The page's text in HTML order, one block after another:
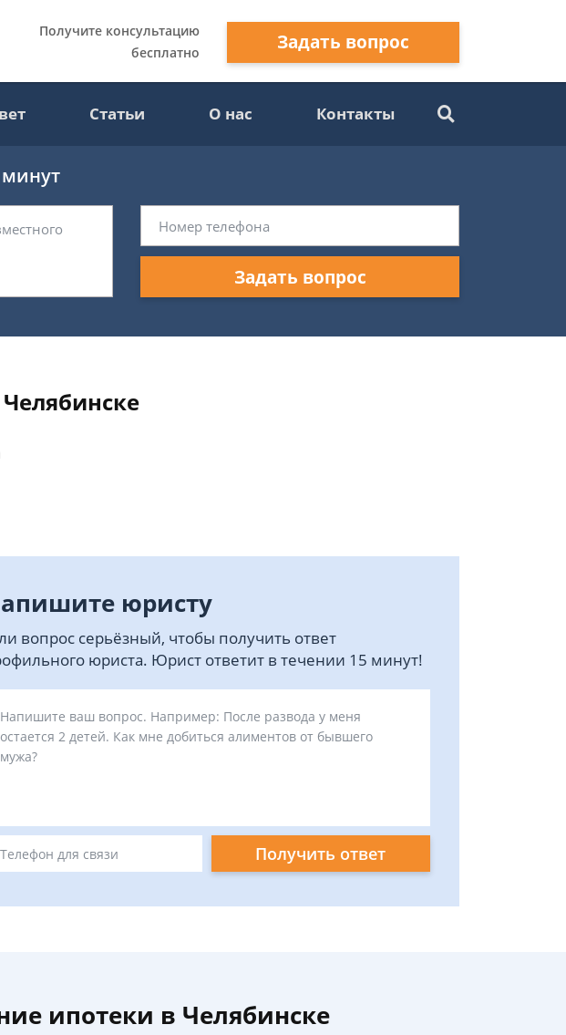
Получите консультацию
бесплатно
Задать вопрос
Статьи О нас Контакты
минут
Задать вопрос
юристу
вопрос серьёзный, чтобы получить ответ
юриста. Юрист ответит в течении 15 минут!
Получить ответ
ипотеки в Челябинске